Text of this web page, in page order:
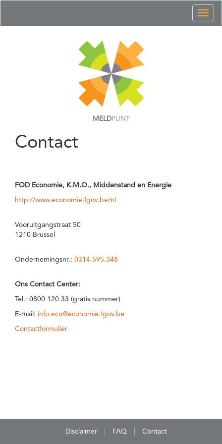
MELDPUNT
Contact
FOD Economie, K.M.O., Middenstand en Energie
http://www.economie.fgov.be/nl
Vooruitgangstraat 50
1210 Brussel
Ondernemingsnr.: 0314.595.348
Ons Contact Center:
Tel.: 0800 120 33 (gratis nummer)
E-mail: info.eco@economie.fgov.be
Contactformulier
Disclaimer FAQ Contact